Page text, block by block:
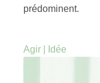
prédominent.
Agir Idée